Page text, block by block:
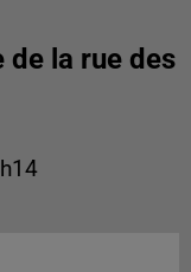
de la rue des